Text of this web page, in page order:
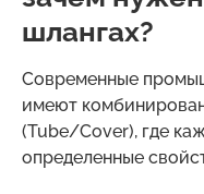
шлангах?
Современные
имеют
(Tube/Cover), где
определенные